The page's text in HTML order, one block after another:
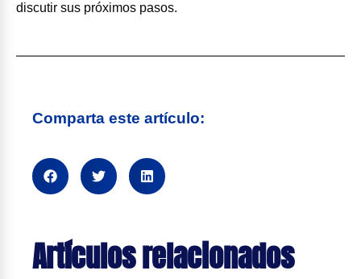
discutir sus próximos pasos.
Comparta este artículo:
Artículos relacionados